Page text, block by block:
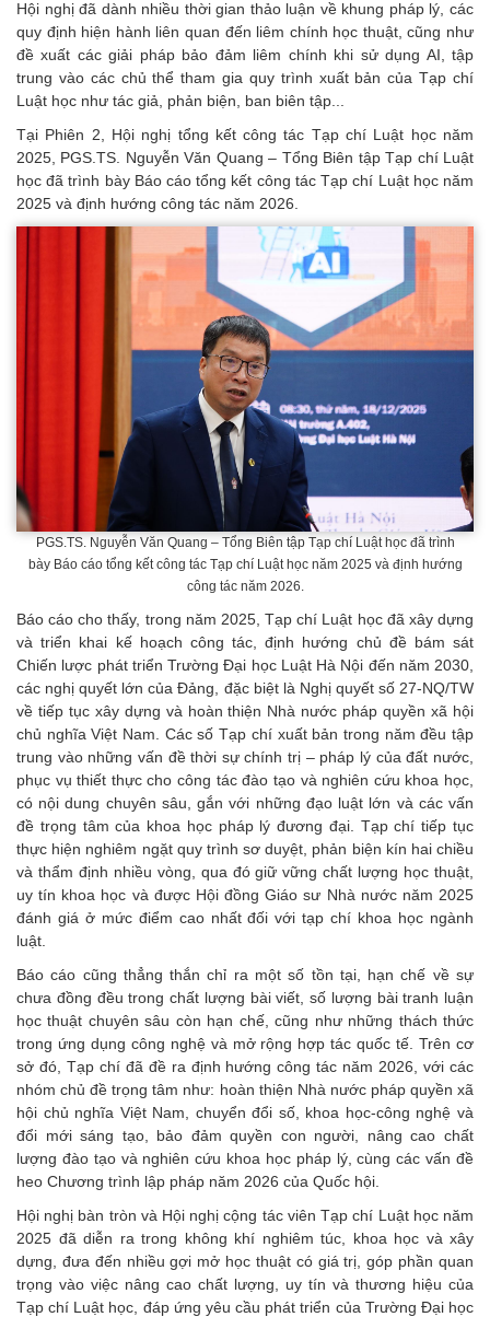
Hội nghị đã dành nhiều thời gian thảo luận về khung pháp lý, các
quy định hiện hành liên quan đến liêm chính học thuật, cũng như
đề xuất các giải pháp bảo đảm liêm chính khi sử dụng AI, tập
trung vào các chủ thể tham gia quy trình xuất bản của Tạp chí
Luật học như tác giả, phản biện, ban biên tập...
Tại Phiên 2, Hội nghị tổng kết công tác Tạp chí Luật học năm
2025, PGS.TS. Nguyễn Văn Quang – Tổng Biên tập Tạp chí Luật
học đã trình bày Báo cáo tổng kết công tác Tạp chí Luật học năm
2025 và định hướng công tác năm 2026.
PGS.TS. Nguyễn Văn Quang – Tổng Biên tập Tạp chí Luật học đã trình
bày Báo cáo tổng kết công tác Tạp chí Luật học năm 2025 và định hướng
công tác năm 2026.
Báo cáo cho thấy, trong năm 2025, Tạp chí Luật học đã xây dựng
và triển khai kế hoạch công tác, định hướng chủ đề bám sát
Chiến lược phát triển Trường Đại học Luật Hà Nội đến năm 2030,
các nghị quyết lớn của Đảng, đặc biệt là Nghị quyết số 27-NQ/TW
về tiếp tục xây dựng và hoàn thiện Nhà nước pháp quyền xã hội
chủ nghĩa Việt Nam. Các số Tạp chí xuất bản trong năm đều tập
trung vào những vấn đề thời sự chính trị – pháp lý của đất nước,
phục vụ thiết thực cho công tác đào tạo và nghiên cứu khoa học,
có nội dung chuyên sâu, gắn với những đạo luật lớn và các vấn
đề trọng tâm của khoa học pháp lý đương đại. Tạp chí tiếp tục
thực hiện nghiêm ngặt quy trình sơ duyệt, phản biện kín hai chiều
và thẩm định nhiều vòng, qua đó giữ vững chất lượng học thuật,
uy tín khoa học và được Hội đồng Giáo sư Nhà nước năm 2025
đánh giá ở mức điểm cao nhất đối với tạp chí khoa học ngành
luật.
Báo cáo cũng thẳng thắn chỉ ra một số tồn tại, hạn chế về sự
chưa đồng đều trong chất lượng bài viết, số lượng bài tranh luận
học thuật chuyên sâu còn hạn chế, cũng như những thách thức
trong ứng dụng công nghệ và mở rộng hợp tác quốc tế. Trên cơ
sở đó, Tạp chí đã đề ra định hướng công tác năm 2026, với các
nhóm chủ đề trọng tâm như: hoàn thiện Nhà nước pháp quyền xã
hội chủ nghĩa Việt Nam, chuyển đổi số, khoa học-công nghệ và
đổi mới sáng tạo, bảo đảm quyền con người, nâng cao chất
lượng đào tạo và nghiên cứu khoa học pháp lý, cùng các vấn đề
heo Chương trình lập pháp năm 2026 của Quốc hội.
Hội nghị bàn tròn và Hội nghị cộng tác viên Tạp chí Luật học năm
2025 đã diễn ra trong không khí nghiêm túc, khoa học và xây
dựng, đưa đến nhiều gợi mở học thuật có giá trị, góp phần quan
trọng vào việc nâng cao chất lượng, uy tín và thương hiệu của
Tạp chí Luật học, đáp ứng yêu cầu phát triển của Trường Đại học